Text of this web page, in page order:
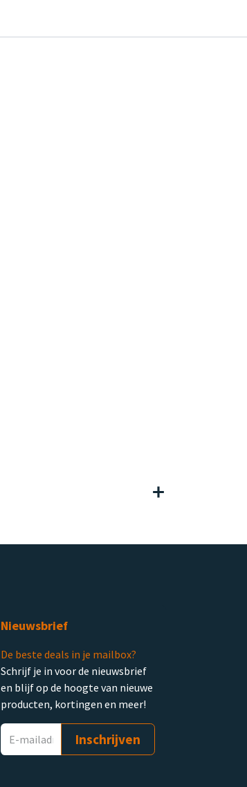
Nieuwsbrief
De beste deals in je mailbox?
Schrijf je in voor de nieuwsbrief
en blijf op de hoogte van nieuwe
producten, kortingen en meer!
Inschrijven